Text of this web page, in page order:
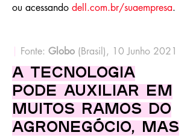
A tecnologia
pode auxiliar em
muitos ramos do
agronegócio, mas
ou acessando dell.com.br/suaempresa.
Fonte: Globo (Brasil), 10 Junho 2021